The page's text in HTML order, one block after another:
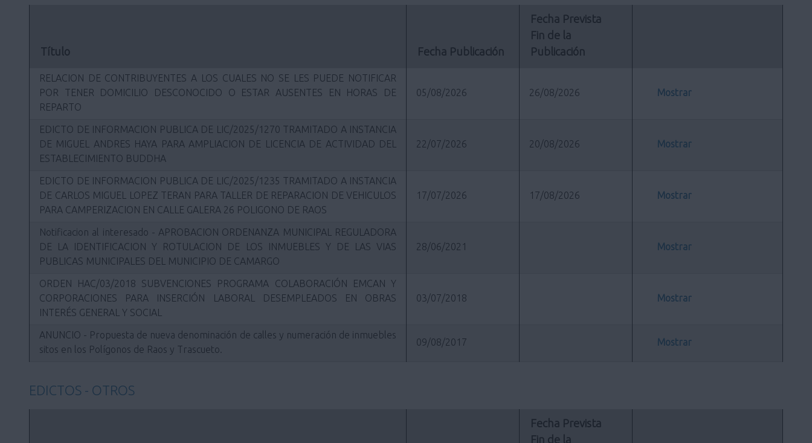
Título Fecha Publicación
Fecha Prevista
Fin de la
Publicación
RELACION DE CONTRIBUYENTES A LOS CUALES NO SE LES PUEDE NOTIFICAR
POR TENER DOMICILIO DESCONOCIDO O ESTAR AUSENTES EN HORAS DE
REPARTO
05/08/2026 26/08/2026 Mostrar
EDICTO DE INFORMACION PUBLICA DE LIC/2025/1270 TRAMITADO A INSTANCIA
DE MIGUEL ANDRES HAYA PARA AMPLIACION DE LICENCIA DE ACTIVIDAD DEL
ESTABLECIMIENTO BUDDHA
22/07/2026 20/08/2026 Mostrar
EDICTO DE INFORMACION PUBLICA DE LIC/2025/1235 TRAMITADO A INSTANCIA
DE CARLOS MIGUEL LOPEZ TERAN PARA TALLER DE REPARACION DE VEHICULOS
PARA CAMPERIZACION EN CALLE GALERA 26 POLIGONO DE RAOS
17/07/2026 17/08/2026 Mostrar
Notificacion al interesado - APROBACION ORDENANZA MUNICIPAL REGULADORA
DE LA IDENTIFICACION Y ROTULACION DE LOS INMUEBLES Y DE LAS VIAS
PUBLICAS MUNICIPALES DEL MUNICIPIO DE CAMARGO
28/06/2021 Mostrar
ORDEN HAC/03/2018 SUBVENCIONES PROGRAMA COLABORACIÓN EMCAN Y
CORPORACIONES PARA INSERCIÓN LABORAL DESEMPLEADOS EN OBRAS
INTERÉS GENERAL Y SOCIAL
03/07/2018 Mostrar
ANUNCIO - Propuesta de nueva denominación de calles y numeración de inmuebles
sitos en los Polígonos de Raos y Trascueto.
09/08/2017 Mostrar
EDICTOS - OTROS
Fecha Prevista
Fin de la